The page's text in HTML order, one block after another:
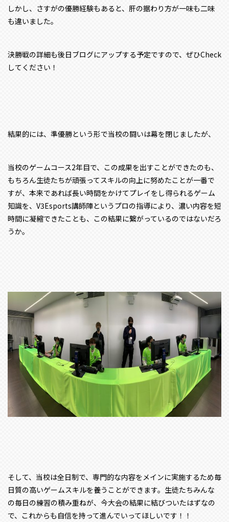
しかし、さすがの優勝経験もあると、肝の据わり方が一味も二味
も違いました。
決勝戦の詳細も後日ブログにアップする予定ですので、ぜひCheck
してください！
結果的には、準優勝という形で当校の闘いは幕を閉じましたが、
当校のゲームコース2年目で、この成果を出すことができたのも、
もちろん生徒たちが頑張ってスキルの向上に努めたことが一番で
すが、本来であれば長い時間をかけてプレイをし得られるゲーム
知識を、V3Esports講師陣というプロの指導により、濃い内容を短
時間に凝縮できたことも、この結果に繋がっているのではないだろ
うか。
そして、当校は全日制で、専門的な内容をメインに実施するため毎
日質の高いゲームスキルを養うことができます。生徒たちみんな
の毎日の練習の積み重ねが、今大会の結果に結びついたはずなの
で、これからも自信を持って進んでいってほしいです！！